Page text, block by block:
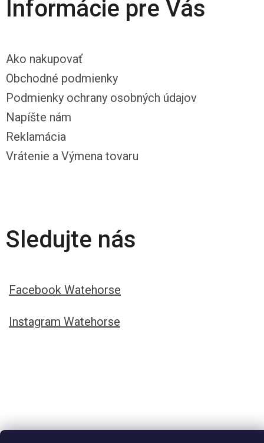
Informácie pre Vás
Ako nakupovať
Obchodné podmienky
Podmienky ochrany osobných údajov
Napíšte nám
Reklamácia
Vrátenie a Výmena tovaru
Sledujte nás
Facebook Watehorse
Instagram Watehorse